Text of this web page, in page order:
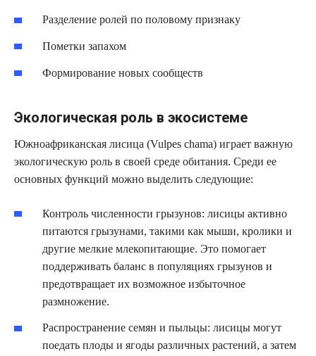
Разделение ролей по половому признаку
Пометки запахом
Формирование новых сообществ
Экологическая роль в экосистеме
Южноафриканская лисица (Vulpes chama) играет важную
экологическую роль в своей среде обитания. Среди ее
основных функций можно выделить следующие:
Контроль численности грызунов: лисицы активно
питаются грызунами, такими как мыши, кролики и
другие мелкие млекопитающие. Это помогает
поддерживать баланс в популяциях грызунов и
предотвращает их возможное избыточное
размножение.
Распространение семян и пыльцы: лисицы могут
поедать плоды и ягоды различных растений, а затем